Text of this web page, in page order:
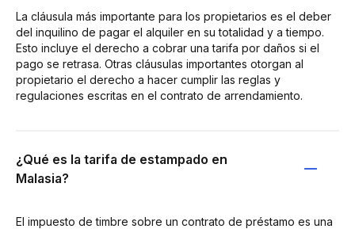
La cláusula más importante para los propietarios es el deber
del inquilino de pagar el alquiler en su totalidad y a tiempo.
Esto incluye el derecho a cobrar una tarifa por daños si el
pago se retrasa. Otras cláusulas importantes otorgan al
propietario el derecho a hacer cumplir las reglas y
regulaciones escritas en el contrato de arrendamiento.
¿Qué es la tarifa de estampado en
Malasia?
El impuesto de timbre sobre un contrato de préstamo es una